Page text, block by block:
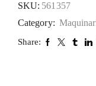
SKU: 561357
Category:
Share: